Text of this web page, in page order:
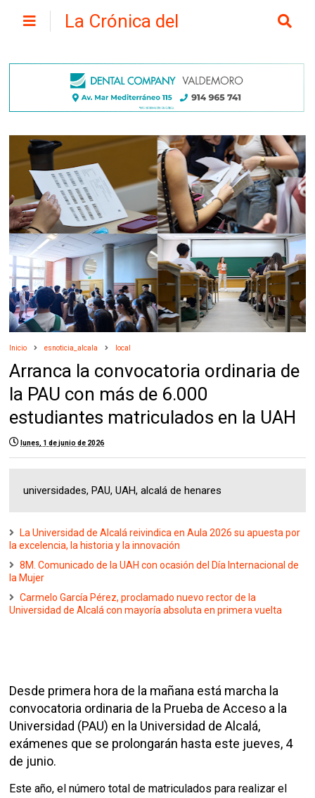
La Crónica del
Inicio esnoticia_alcala local
Arranca la convocatoria ordinaria de
la PAU con más de 6.000
estudiantes matriculados en la UAH
lunes, 1 de junio de 2026
universidades, PAU, UAH, alcalá de henares
La Universidad de Alcalá reivindica en Aula 2026 su apuesta por
la excelencia, la historia y la innovación
8M. Comunicado de la UAH con ocasión del Día Internacional de
la Mujer
Carmelo García Pérez, proclamado nuevo rector de la
Universidad de Alcalá con mayoría absoluta en primera vuelta
Desde primera hora de la mañana está marcha la
convocatoria ordinaria de la Prueba de Acceso a la
Universidad (PAU) en la Universidad de Alcalá,
exámenes que se prolongarán hasta este jueves, 4
de junio.
Este año, el número total de matriculados para realizar el